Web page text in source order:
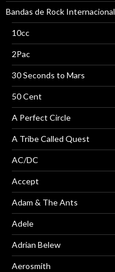
Bandas de Rock Internacional
10cc
2Pac
30 Seconds to Mars
50 Cent
A Perfect Circle
A Tribe Called Quest
AC/DC
Accept
Adam & The Ants
Adele
Adrian Belew
Aerosmith